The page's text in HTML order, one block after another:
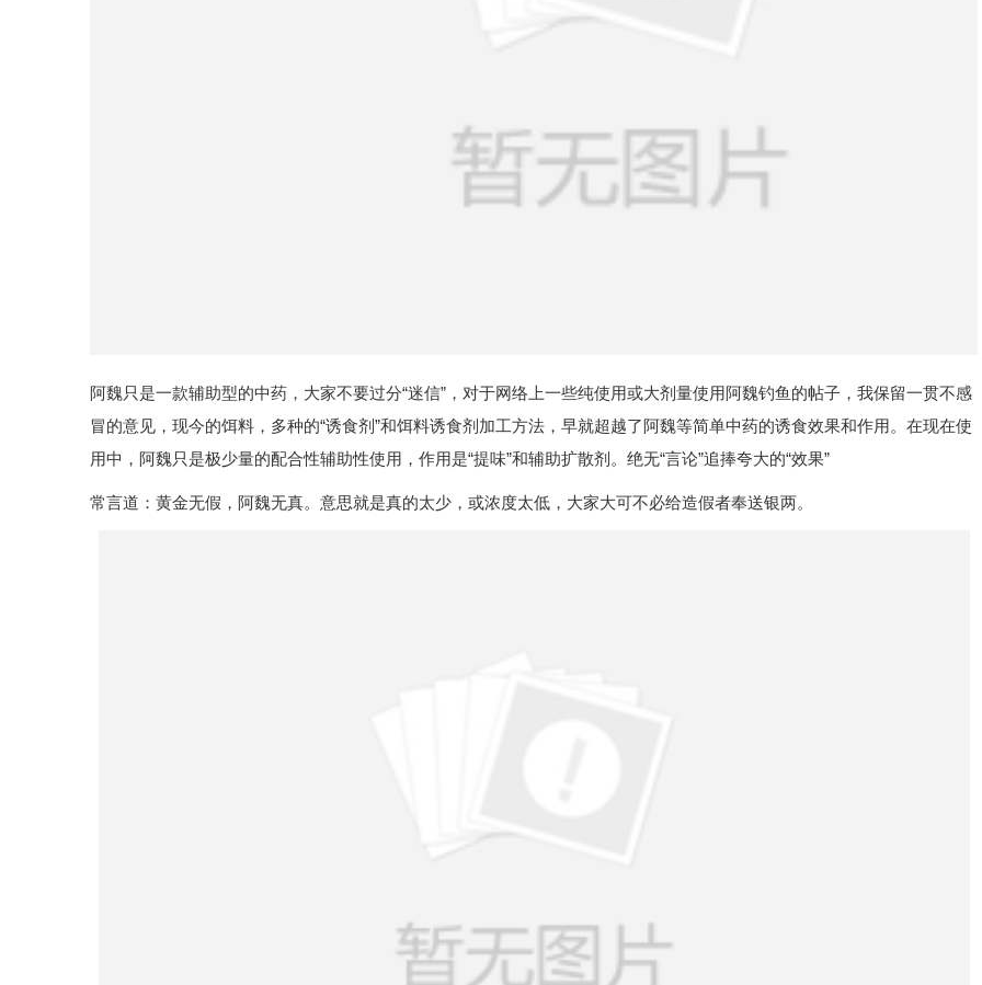
阿魏只是一款辅助型的中药，大家不要过分“迷信”，对于网络上一些纯使用或大剂量使用阿魏钓鱼的帖子，我保留一贯不感
冒的意见，现今的饵料，多种的“诱食剂”和饵料诱食剂加工方法，早就超越了阿魏等简单中药的诱食效果和作用。在现在使
用中，阿魏只是极少量的配合性辅助性使用，作用是“提味”和辅助扩散剂。绝无“言论”追捧夸大的“效果”
常言道：黄金无假，阿魏无真。意思就是真的太少，或浓度太低，大家大可不必给造假者奉送银两。